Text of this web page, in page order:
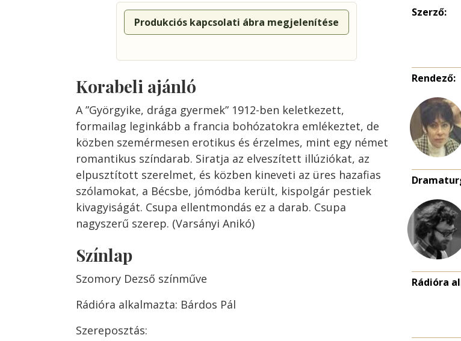
Produkciós kapcsolati ábra megjelenítése
Korabeli ajánló
A ”Györgyike, drága gyermek” 1912-ben keletkezett,
formailag leginkább a francia bohózatokra emlékeztet, de
közben szemérmesen erotikus és érzelmes, mint egy német
romantikus színdarab. Siratja az elveszített illúziókat, az
elpusztított szerelmet, és közben kineveti az üres hazafias
szólamokat, a Bécsbe, jómódba került, kispolgár pestiek
kivagyiságát. Csupa ellentmondás ez a darab. Csupa
nagyszerű szerep. (Varsányi Anikó)
Színlap
Szomory Dezső színműve
Rádióra alkalmazta: Bárdos Pál
Szereposztás:
Szerző:
Rendező:
Rádióra